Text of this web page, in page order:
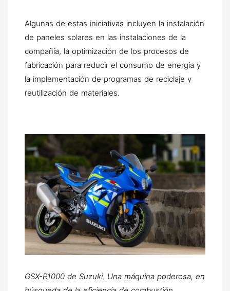
Algunas de estas iniciativas incluyen la instalación
de paneles solares en las instalaciones de la
compañía, la optimización de los procesos de
fabricación para reducir el consumo de energía y
la implementación de programas de reciclaje y
reutilización de materiales.
GSX-R1000 de Suzuki. Una máquina poderosa, en